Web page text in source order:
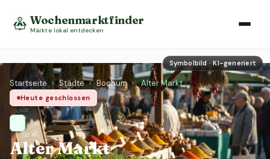
Wochenmarktfinder
Märkte lokal entdecken
Symbolbild · KI-generiert
Startseite › Städte › Bochum › Alter Markt
Heute geschlossen
Alter Markt